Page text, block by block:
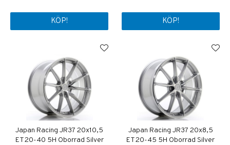
KÖP! KÖP!
Japan Racing JR37 20x10,5
ET20-40 5H Oborrad Silver
Japan Racing JR37 20x8,5
ET20-45 5H Oborrad Silver